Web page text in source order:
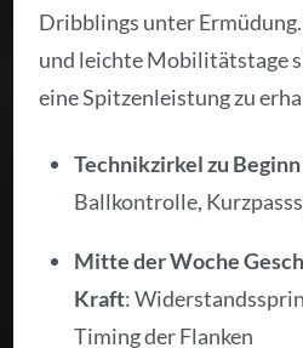
Dribblings unter
und leichte Mobilitätstage
eine Spitzenleistung zu
Technikzirkel zu
Ballkontrolle,
Mitte der Woche
Kraft:
Timing der Flanken